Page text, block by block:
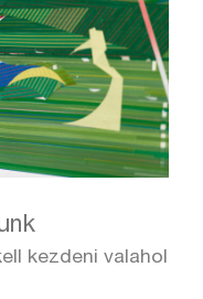
kezdeni valahol